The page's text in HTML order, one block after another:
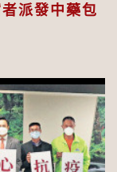
派發中藥包